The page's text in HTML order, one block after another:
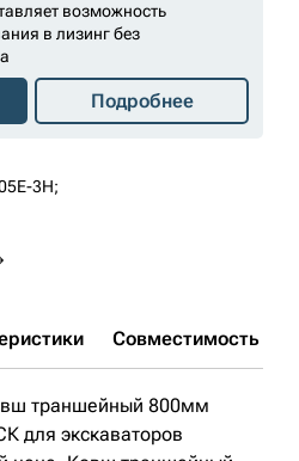
3H;
возможность
в лизинг без
Подробнее
Совместимость
траншейный 800мм
для экскаваторов